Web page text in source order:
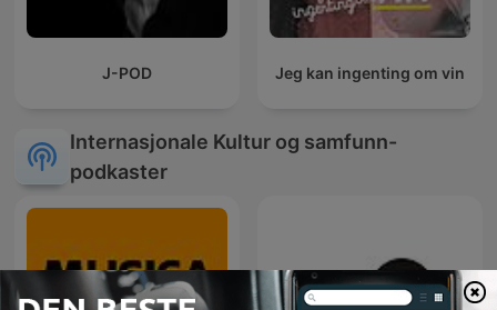
J-POD Jeg kan ingenting om vin
Internasjonale Kultur og samfunn-
podkaster